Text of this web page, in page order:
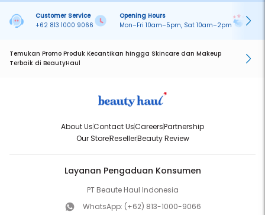
Customer Service
+62 813 1000 9066
Opening Hours
Mon–Fri 10am–5pm, Sat 10am–2pm
Temukan Promo Produk Kecantikan hingga Skincare dan Makeup
Terbaik di BeautyHaul
About UsContact UsCareersPartnership
Our StoreResellerBeauty Review
Layanan Pengaduan Konsumen
PT Beaute Haul Indonesia
WhatsApp: (+62) 813-1000-9066